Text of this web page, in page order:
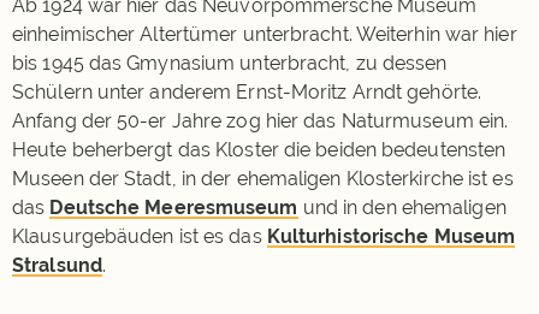
Ab 1924 war hier das Neuvorpommersche Museum
einheimischer Altertümer unterbracht. Weiterhin war hier
bis 1945 das Gmynasium unterbracht, zu dessen
Schülern unter anderem Ernst-Moritz Arndt gehörte.
Anfang der 50-er Jahre zog hier das Naturmuseum ein.
Heute beherbergt das Kloster die beiden bedeutensten
Museen der Stadt, in der ehemaligen Klosterkirche ist es
das Deutsche Meeresmuseum und in den ehemaligen
Klausurgebäuden ist es das Kulturhistorische Museum
Stralsund.